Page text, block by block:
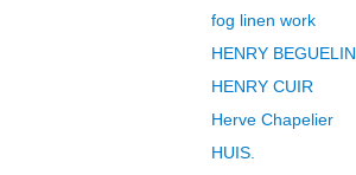
fog linen work
HENRY BEGUELIN
HENRY CUIR
Herve Chapelier
HUIS.